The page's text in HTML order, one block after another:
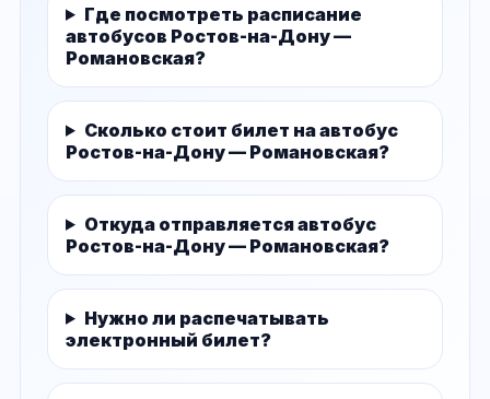
Где посмотреть расписание
автобусов Ростов-на-Дону —
Романовская?
Сколько стоит билет на автобус
Ростов-на-Дону — Романовская?
Откуда отправляется автобус
Ростов-на-Дону — Романовская?
Нужно ли распечатывать
электронный билет?